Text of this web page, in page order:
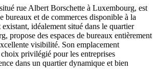
rue Albert Borschette à Luxembourg, est
bureaux et de commerces disponible à la
idéalement situé dans le quartier
propose des espaces de bureaux entièrement
visibilité. Son emplacement
privilégié pour les entreprises
dans un quartier dynamique et bien